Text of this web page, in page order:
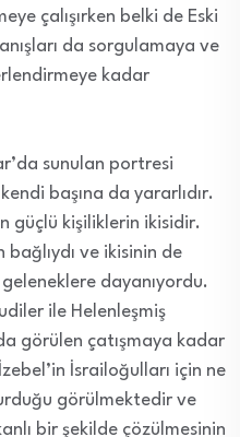
çalışırken belki de Eski
da sorgulamaya ve
kadar
sunulan portresi
başına da yararlıdır.
güçlü kişiliklerin ikisidir.
bağlıydı ve ikisinin de
geleneklere dayanıyordu.
ile Helenleşmiş
görülen çatışmaya kadar
İsrailoğulları için ne
görülmektedir ve
bir şekilde çözülmesinin